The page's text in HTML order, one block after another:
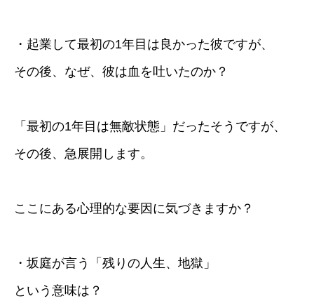
・起業して最初の1年目は良かった彼ですが、
その後、なぜ、彼は血を吐いたのか？
「最初の1年目は無敵状態」だったそうですが、
その後、急展開します。
ここにある心理的な要因に気づきますか？
・坂庭が言う「残りの人生、地獄」
という意味は？